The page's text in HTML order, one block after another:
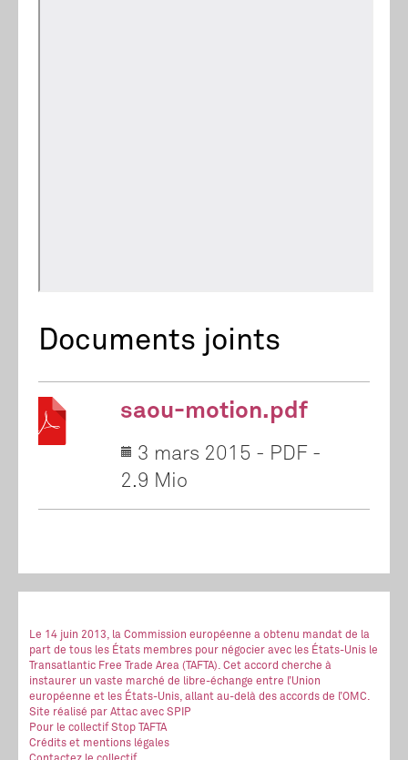
Documents joints
saou-motion.pdf
3 mars 2015 - PDF -
2.9 Mio
Le 14 juin 2013, la Commission européenne a obtenu mandat de la
part de tous les États membres pour négocier avec les États-Unis le
Transatlantic Free Trade Area (TAFTA). Cet accord cherche à
instaurer un vaste marché de libre-échange entre l’Union
européenne et les États-Unis, allant au-delà des accords de l’OMC.
Site réalisé par Attac avec SPIP
Pour le collectif Stop TAFTA
Crédits et mentions légales